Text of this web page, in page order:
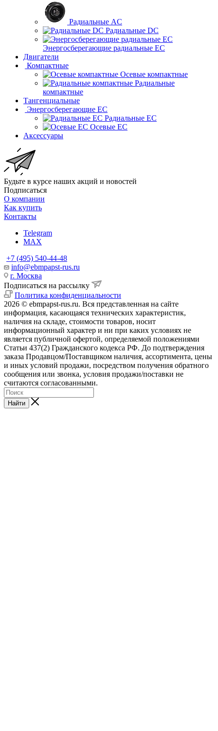
Радиальные AC
Радиальные DC
Энергосберегающие радиальные EC
Двигатели
Компактные
Осевые компактные
Радиальные
компактные
Тангенциальные
Энергосберегающие EC
Радиальные EC
Осевые EC
Аксессуары
Будьте в курсе наших акций и новостей
Подписаться
О компании
Как купить
Контакты
Telegram
MAX
+7 (495) 540-44-48
info@ebmpapst-rus.ru
г. Москва
Подписаться на рассылку
Политика конфиденциальности
2026 © ebmpapst-rus.ru. Вся представленная на сайте
информация, касающаяся технических характеристик,
наличия на складе, стоимости товаров, носит
информационный характер и ни при каких условиях не
является публичной офертой, определяемой положениями
Статьи 437(2) Гражданского кодекса РФ. До подтверждения
заказа Продавцом/Поставщиком наличия, ассортимента, цены
и иных условий продажи, посредством получения обратного
сообщения или звонка, условия продажи/поставки не
считаются согласованными.
Найти